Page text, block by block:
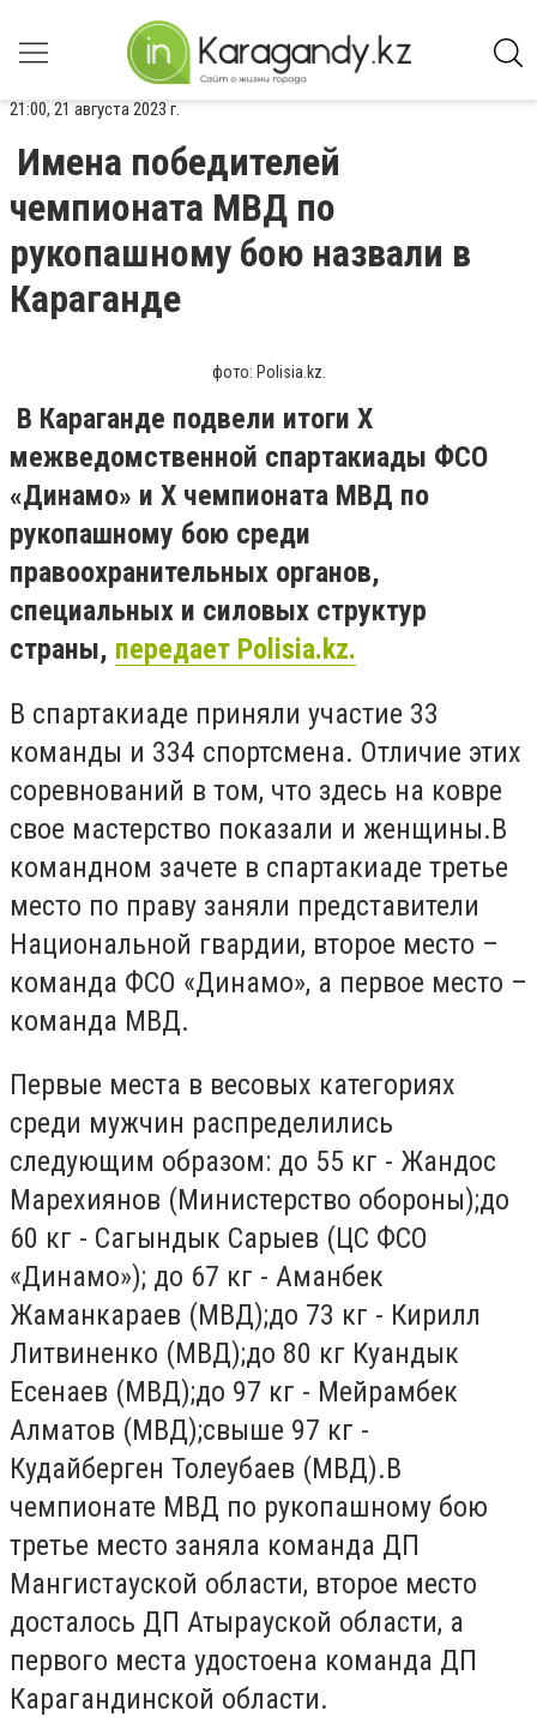
21:00, 21 августа 2023 г.
Имена победителей
чемпионата МВД по
рукопашному бою назвали в
Караганде
фото: Polisia.kz.
В Караганде подвели итоги X
межведомственной спартакиады ФСО
«Динамо» и Х чемпионата МВД по
рукопашному бою среди
правоохранительных органов,
специальных и силовых структур
страны, передает Polisia.kz.
В спартакиаде приняли участие 33
команды и 334 спортсмена. Отличие этих
соревнований в том, что здесь на ковре
свое мастерство показали и женщины.В
командном зачете в спартакиаде третье
место по праву заняли представители
Национальной гвардии, второе место –
команда ФСО «Динамо», а первое место –
команда МВД.
Первые места в весовых категориях
среди мужчин распределились
следующим образом: до 55 кг - Жандос
Марехиянов (Министерство обороны);до
60 кг - Сагындык Сарыев (ЦС ФСО
«Динамо»); до 67 кг - Аманбек
Жаманкараев (МВД);до 73 кг - Кирилл
Литвиненко (МВД);до 80 кг Куандык
Есенаев (МВД);до 97 кг - Мейрамбек
Алматов (МВД);свыше 97 кг -
Кудайберген Толеубаев (МВД).В
чемпионате МВД по рукопашному бою
третье место заняла команда ДП
Мангистауской области, второе место
досталось ДП Атырауской области, а
первого места удостоена команда ДП
Карагандинской области.